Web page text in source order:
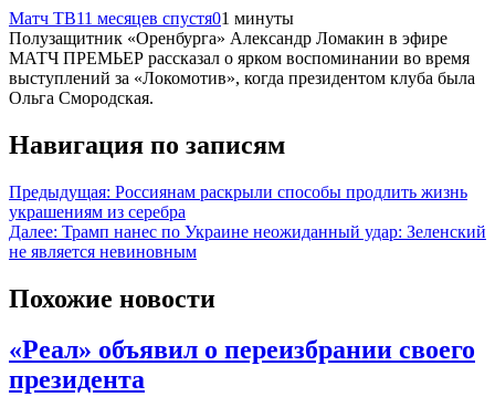
Матч ТВ11 месяцев спустя01 минуты
Полузащитник «Оренбурга» Александр Ломакин в эфире
МАТЧ ПРЕМЬЕР рассказал о ярком воспоминании во время
выступлений за «Локомотив», когда президентом клуба была
Ольга Смородская.
Навигация по записям
Предыдущая: Россиянам раскрыли способы продлить жизнь
украшениям из серебра
Далее: Трамп нанес по Украине неожиданный удар: Зеленский
не является невиновным
Похожие новости
«Реал» объявил о переизбрании своего
президента